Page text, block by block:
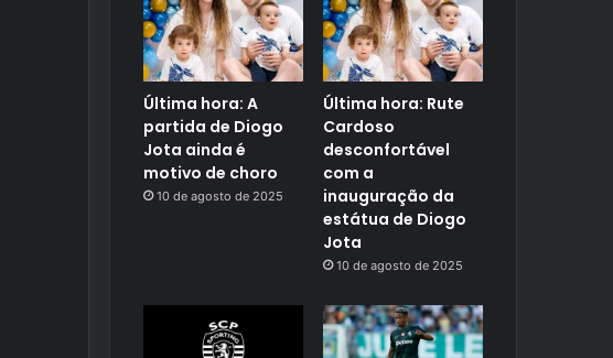
Última hora: A
partida de Diogo
Jota ainda é
motivo de choro
10 de agosto de 2025
Última hora: Rute
Cardoso
desconfortável
com a
inauguração da
estátua de Diogo
Jota
10 de agosto de 2025